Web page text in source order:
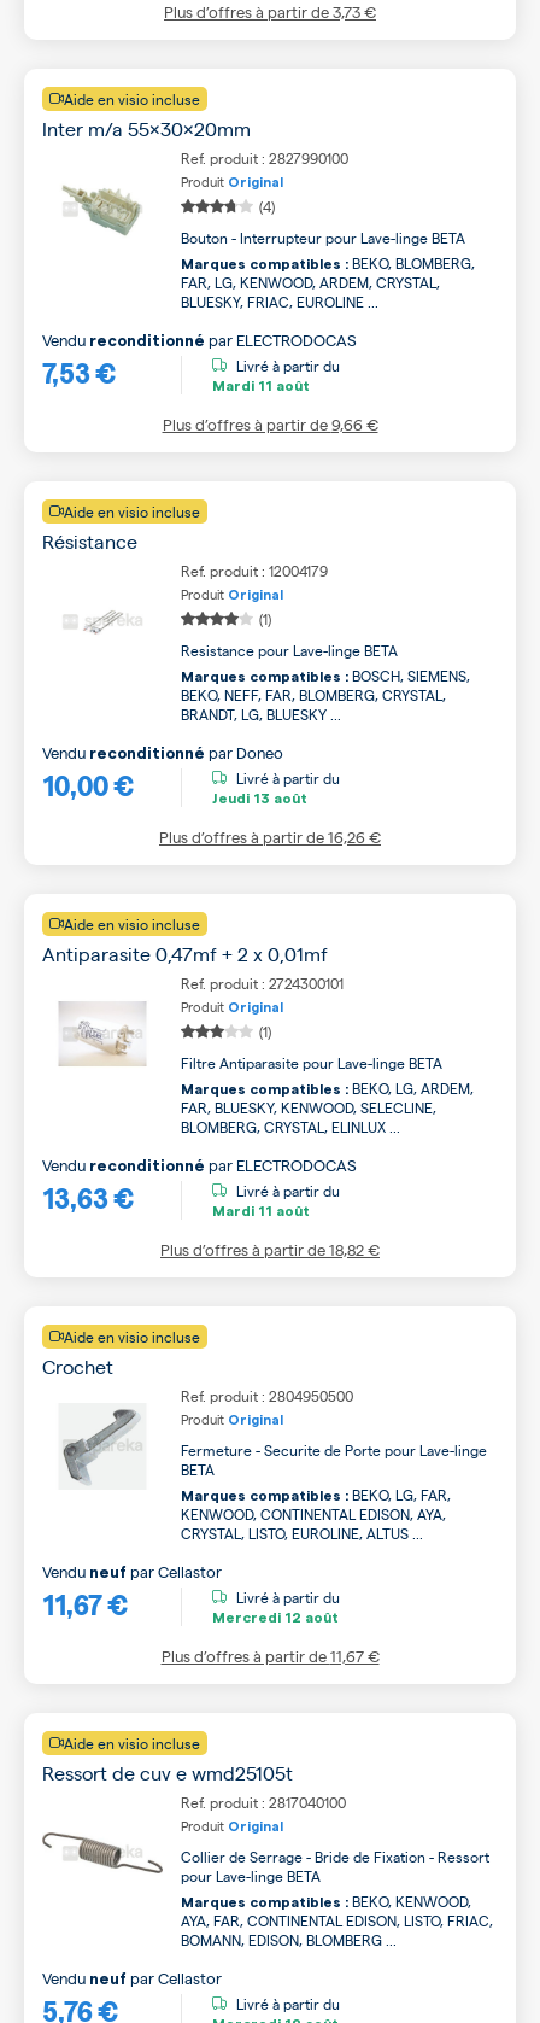
Plus d’offres à partir de3,73 €
Aide en visio incluse
Inter m/a 55x30x20mm
Ref. produit : 2827990100
Produit Original
(4)
Bouton - Interrupteur pour Lave-linge BETA
Marques compatibles : BEKO, BLOMBERG,
FAR, LG, KENWOOD, ARDEM, CRYSTAL,
BLUESKY, FRIAC, EUROLINE ...
7,53 €
Vendu reconditionné par ELECTRODOCAS
Livré à partir du
Mardi 11 août
Plus d’offres à partir de9,66 €
Aide en visio incluse
Résistance
Ref. produit : 12004179
Produit Original
(1)
Resistance pour Lave-linge BETA
Marques compatibles : BOSCH, SIEMENS,
BEKO, NEFF, FAR, BLOMBERG, CRYSTAL,
BRANDT, LG, BLUESKY ...
10,00 €
Vendu reconditionné par Doneo
Livré à partir du
Jeudi 13 août
Plus d’offres à partir de16,26 €
Aide en visio incluse
Antiparasite 0,47mf + 2 x 0,01mf
Ref. produit : 2724300101
Produit Original
(1)
Filtre Antiparasite pour Lave-linge BETA
Marques compatibles : BEKO, LG, ARDEM,
FAR, BLUESKY, KENWOOD, SELECLINE,
BLOMBERG, CRYSTAL, ELINLUX ...
13,63 €
Vendu reconditionné par ELECTRODOCAS
Livré à partir du
Mardi 11 août
Plus d’offres à partir de18,82 €
Aide en visio incluse
Crochet
Ref. produit : 2804950500
Produit Original
Fermeture - Securite de Porte pour Lave-linge
BETA
Marques compatibles : BEKO, LG, FAR,
KENWOOD, CONTINENTAL EDISON, AYA,
CRYSTAL, LISTO, EUROLINE, ALTUS ...
11,67 €
Vendu neuf parCellastor
Livré à partir du
Mercredi 12 août
Plus d’offres à partir de11,67 €
Aide en visio incluse
Ressort de cuv e wmd25105t
Ref. produit : 2817040100
Produit Original
Collier de Serrage - Bride de Fixation - Ressort
pour Lave-linge BETA
Marques compatibles : BEKO, KENWOOD,
AYA, FAR, CONTINENTAL EDISON, LISTO, FRIAC,
BOMANN, EDISON, BLOMBERG ...
5,76 €
Vendu neuf parCellastor
Livré à partir du